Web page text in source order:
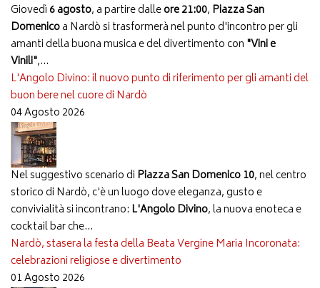
Giovedì 6 agosto, a partire dalleore 21:00, Piazza San
Domenicoa Nardò si trasformerà nel punto d'incontro per gli
amanti della buona musica e del divertimento con "Vini e
Vinili",...
L'Angolo Divino: il nuovo punto di riferimento per gli amanti del
buon bere nel cuore di Nardò
04 Agosto 2026
Nel suggestivo scenario di Piazza San Domenico 10, nel centro
storico di Nardò, c'è un luogo dove eleganza, gusto e
convivialità si incontrano: L'Angolo Divino, la nuova enoteca e
cocktail bar che...
Nardò, stasera la festa della Beata Vergine Maria Incoronata:
celebrazioni religiose e divertimento
01 Agosto 2026